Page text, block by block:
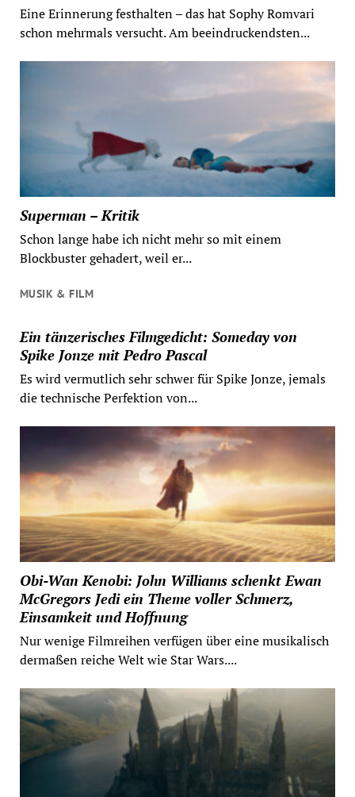
Eine Erinnerung festhalten – das hat Sophy Romvari
schon mehrmals versucht. Am beeindruckendsten...
Superman – Kritik
Schon lange habe ich nicht mehr so mit einem
Blockbuster gehadert, weil er...
MUSIK & FILM
Ein tänzerisches Filmgedicht: Someday von
Spike Jonze mit Pedro Pascal
Es wird vermutlich sehr schwer für Spike Jonze, jemals
die technische Perfektion von...
Obi-Wan Kenobi: John Williams schenkt Ewan
McGregors Jedi ein Theme voller Schmerz,
Einsamkeit und Hoffnung
Nur wenige Filmreihen verfügen über eine musikalisch
dermaßen reiche Welt wie Star Wars....